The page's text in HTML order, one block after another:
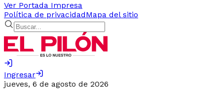
Ver Portada Impresa
Política de privacidadMapa del sitio
Ingresar
jueves, 6 de agosto de 2026